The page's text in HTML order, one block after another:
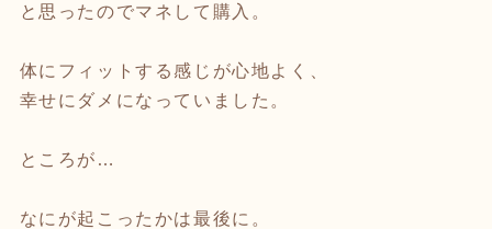
と思ったのでマネして購入。
体にフィットする感じが心地よく、
幸せにダメになっていました。
ところが…
なにが起こったかは最後に。